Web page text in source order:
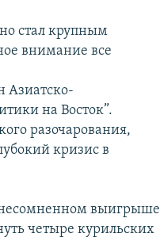
стал крупным
внимание все
Азиатско-
на Восток”.
разочарования,
кризис в
выигрыше
четыре курильских